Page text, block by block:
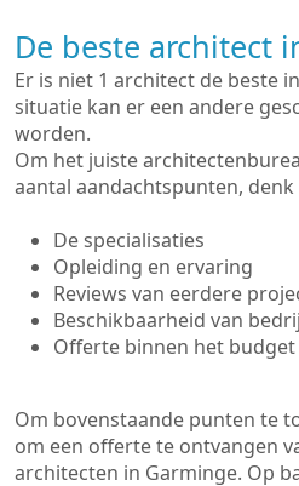
De beste architect
Er is niet 1 architect de beste
situatie kan er een andere
worden.
Om het juiste
aantal aandachtspunten,
De specialisaties
Opleiding en ervaring
Reviews van eerdere
Beschikbaarheid van
Offerte binnen het budget
Om bovenstaande punten te
om een offerte te ontvangen
architecten in Garminge. Op